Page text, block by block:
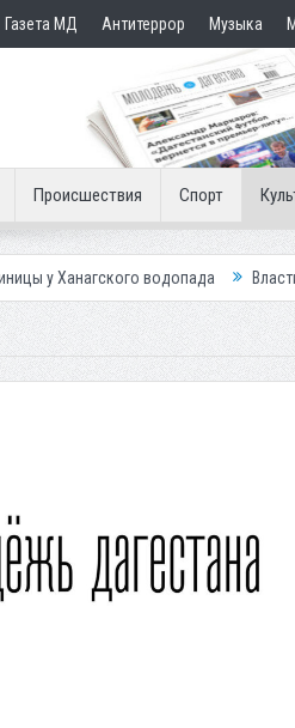
Газета МД Антитеррор Музыка
Происшествия Спорт
водопада Власти Махачкалы